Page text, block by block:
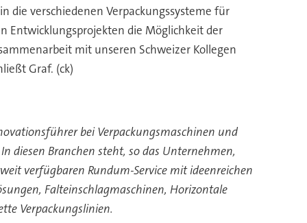
verschiedenen Verpackungssysteme für
Entwicklungsprojekten die Möglichkeit der
mit unseren Schweizer Kollegen
Graf. (ck)
bei Verpackungsmaschinen und
diesen Branchen steht, so das Unternehmen,
verfügbaren Rundum-Service mit ideenreichen
Falteinschlagmaschinen, Horizontale
Verpackungslinien.